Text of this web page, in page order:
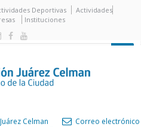
Deportivas
Actividades
Instituciones
Celman
Correo electrónico